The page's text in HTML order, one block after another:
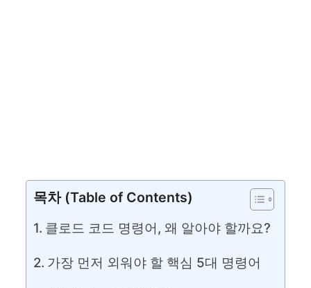
목차 (Table of Contents)
클로드 코드 명령어, 왜 알아야 할까요?
가장 먼저 외워야 할 핵심 5대 명령어